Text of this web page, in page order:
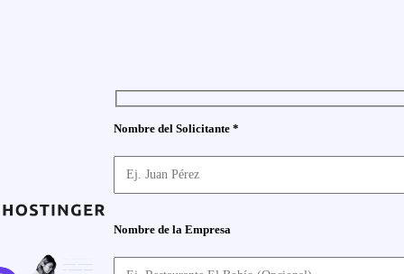
Nombre del Solicitante *
Nombre de la Empresa